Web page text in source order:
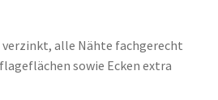
alle Nähte fachgerecht
sowie Ecken extra